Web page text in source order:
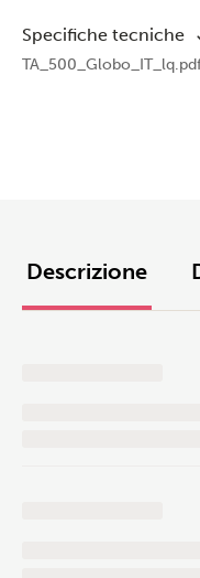
Specifiche tecniche
Descrizione